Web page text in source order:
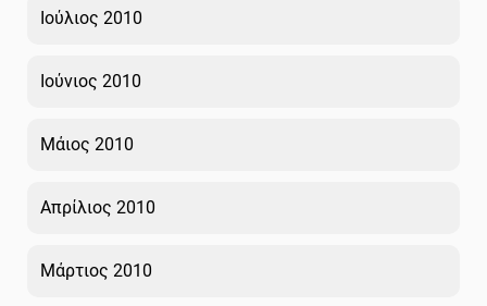
Ιούλιος 2010
Ιούνιος 2010
Μάιος 2010
Απρίλιος 2010
Μάρτιος 2010